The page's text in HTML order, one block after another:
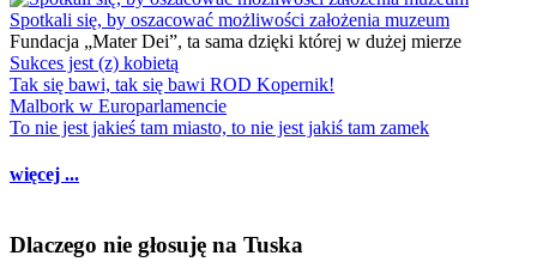
Spotkali się, by oszacować możliwości założenia muzeum
Fundacja „Mater Dei”, ta sama dzięki której w dużej mierze
Sukces jest (z) kobietą
Tak się bawi, tak się bawi ROD Kopernik!
Malbork w Europarlamencie
To nie jest jakieś tam miasto, to nie jest jakiś tam zamek
więcej ...
Dlaczego nie głosuję na Tuska